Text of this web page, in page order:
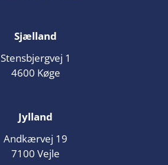
Sjælland
Stensbjergvej 1
4600 Køge
Jylland
Andkærvej 19
7100 Vejle